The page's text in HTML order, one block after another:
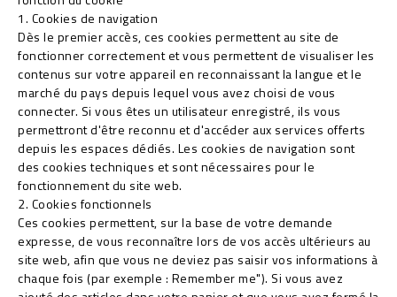
1. Cookies de navigation
Dès le premier accès, ces cookies permettent au site de
fonctionner correctement et vous permettent de visualiser les
contenus sur votre appareil en reconnaissant la langue et le
marché du pays depuis lequel vous avez choisi de vous
connecter. Si vous êtes un utilisateur enregistré, ils vous
permettront d'être reconnu et d'accéder aux services offerts
depuis les espaces dédiés. Les cookies de navigation sont
des cookies techniques et sont nécessaires pour le
fonctionnement du site web.
2. Cookies fonctionnels
Ces cookies permettent, sur la base de votre demande
expresse, de vous reconnaître lors de vos accès ultérieurs au
site web, afin que vous ne deviez pas saisir vos informations à
chaque fois (par exemple : Remember me"). Si vous avez